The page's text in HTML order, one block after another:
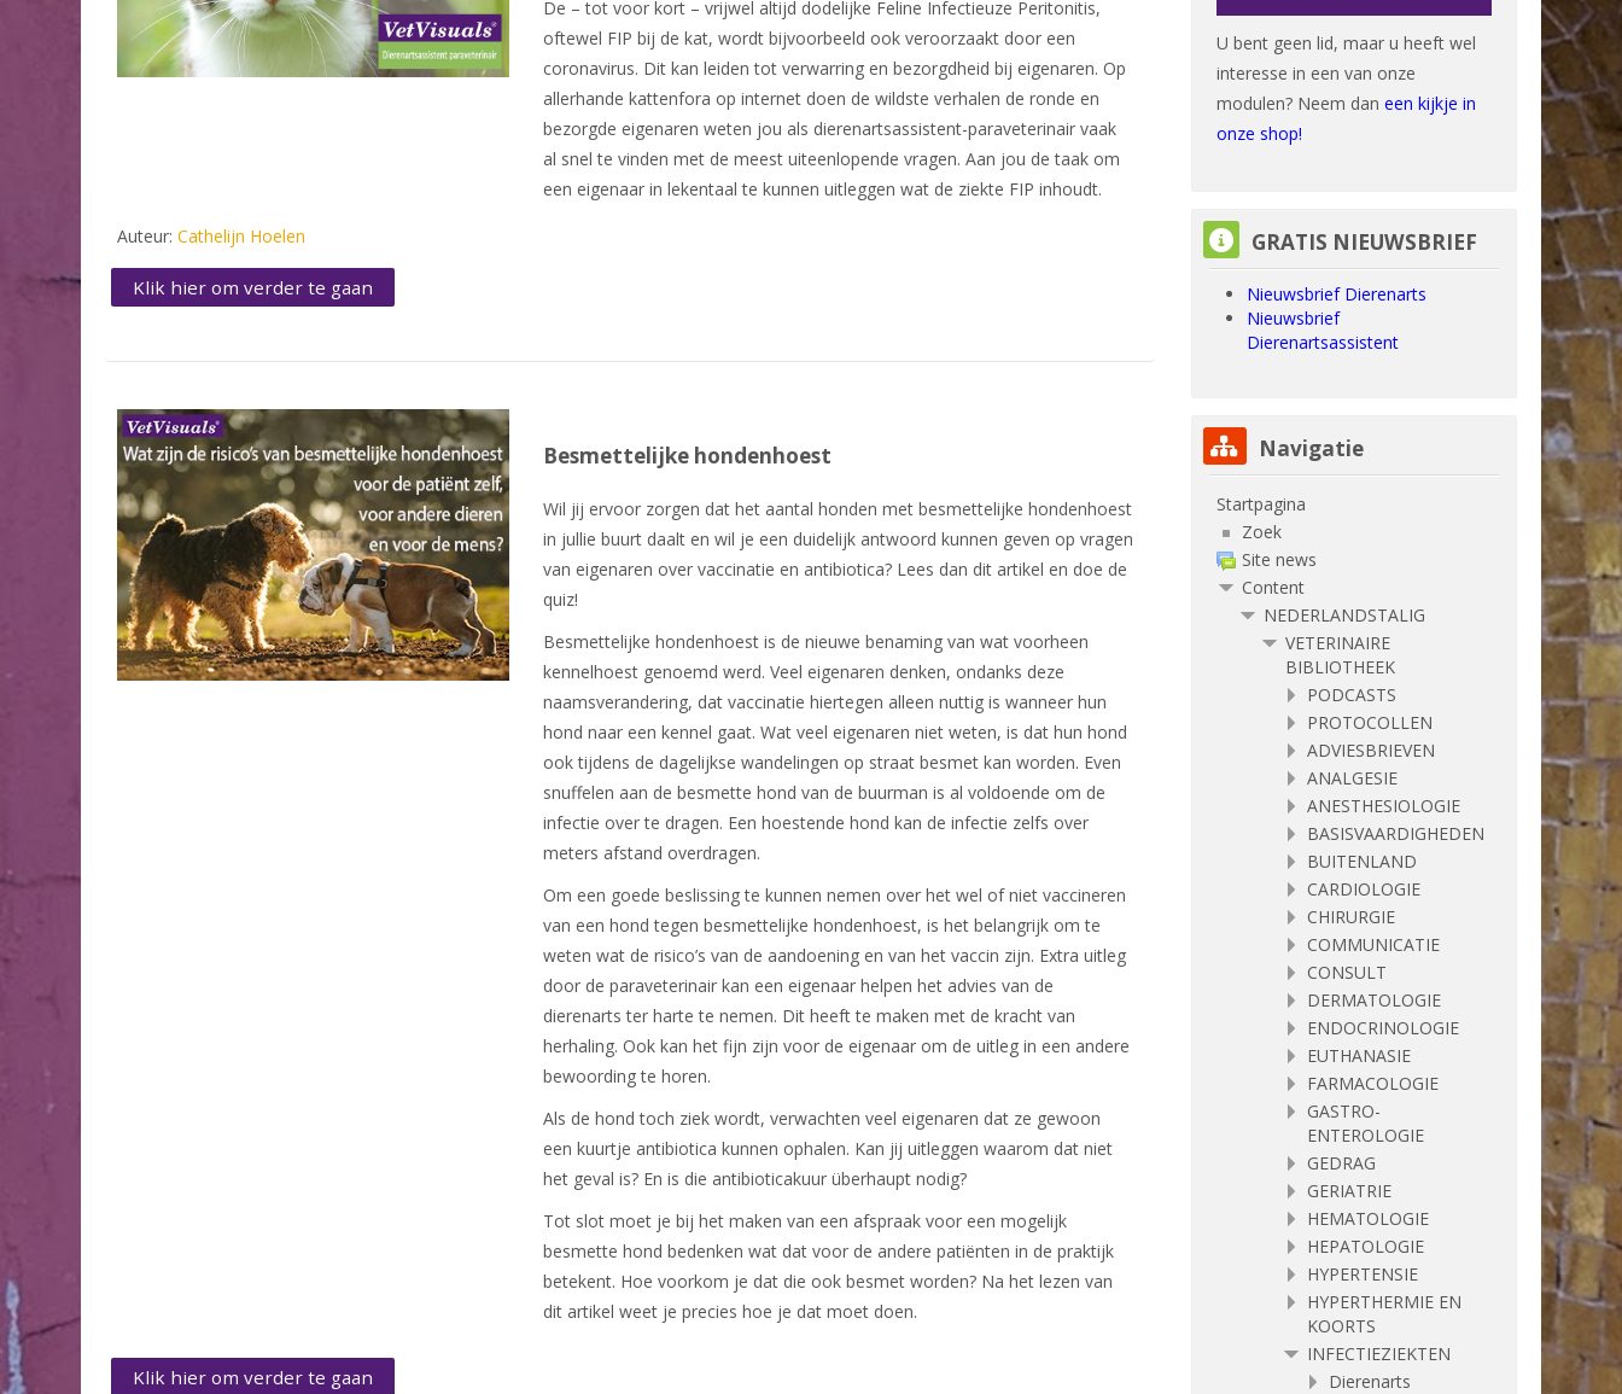
De – tot voor kort – vrijwel altijd dodelijke Feline Infectieuze Peritonitis,
oftewel FIP bij de kat, wordt bijvoorbeeld ook veroorzaakt door een
coronavirus. Dit kan leiden tot verwarring en bezorgdheid bij eigenaren. Op
allerhande kattenfora op internet doen de wildste verhalen de ronde en
bezorgde eigenaren weten jou als dierenartsassistent-paraveterinair vaak
al snel te vinden met de meest uiteenlopende vragen. Aan jou de taak om
een eigenaar in lekentaal te kunnen uitleggen wat de ziekte FIP inhoudt.
Auteur:Cathelijn Hoelen
Klik hier om verder te gaan
Besmettelijke hondenhoest
Wil jij ervoor zorgen dat het aantal honden met besmettelijke hondenhoest
in jullie buurt daalt en wil je een duidelijk antwoord kunnen geven op vragen
van eigenaren over vaccinatie en antibiotica? Lees dan dit artikel en doe de
quiz!
Besmettelijke hondenhoest is de nieuwe benaming van wat voorheen
kennelhoest genoemd werd. Veel eigenaren denken, ondanks deze
naamsverandering, dat vaccinatie hiertegen alleen nuttig is wanneer hun
hond naar een kennel gaat. Wat veel eigenaren niet weten, is dat hun hond
ook tijdens de dagelijkse wandelingen op straat besmet kan worden. Even
snuffelen aan de besmette hond van de buurman is al voldoende om de
infectie over te dragen. Een hoestende hond kan de infectie zelfs over
meters afstand overdragen.
Om een goede beslissing te kunnen nemen over het wel of niet vaccineren
van een hond tegen besmettelijke hondenhoest, is het belangrijk om te
weten wat de risico’s van de aandoening en van het vaccin zijn. Extra uitleg
door de paraveterinair kan een eigenaar helpen het advies van de
dierenarts ter harte te nemen. Dit heeft te maken met de kracht van
herhaling. Ook kan het fijn zijn voor de eigenaar om de uitleg in een andere
bewoording te horen.
Als de hond toch ziek wordt, verwachten veel eigenaren dat ze gewoon
een kuurtje antibiotica kunnen ophalen. Kan jij uitleggen waarom dat niet
het geval is? En is die antibioticakuur überhaupt nodig?
Tot slot moet je bij het maken van een afspraak voor een mogelijk
besmette hond bedenken wat dat voor de andere patiënten in de praktijk
betekent. Hoe voorkom je dat die ook besmet worden? Na het lezen van
dit artikel weet je precies hoe je dat moet doen.
Klik hier om verder te gaan
U bent geen lid, maar u heeft wel
interesse in een van onze
modulen? Neem dan een kijkje in
onze shop!
GRATIS NIEUWSBRIEF overslaan
GRATIS NIEUWSBRIEF
Nieuwsbrief Dierenarts
Nieuwsbrief
Dierenartsassistent
Navigatie overslaan
Navigatie
Startpagina
Zoek
Site news
Content
NEDERLANDSTALIG
VETERINAIRE
BIBLIOTHEEK
PODCASTS
PROTOCOLLEN
ADVIESBRIEVEN
ANALGESIE
ANESTHESIOLOGIE
BASISVAARDIGHEDEN
BUITENLAND
CARDIOLOGIE
CHIRURGIE
COMMUNICATIE
CONSULT
DERMATOLOGIE
ENDOCRINOLOGIE
EUTHANASIE
FARMACOLOGIE
GASTRO-
ENTEROLOGIE
GEDRAG
GERIATRIE
HEMATOLOGIE
HEPATOLOGIE
HYPERTENSIE
HYPERTHERMIE EN
KOORTS
INFECTIEZIEKTEN
Dierenarts